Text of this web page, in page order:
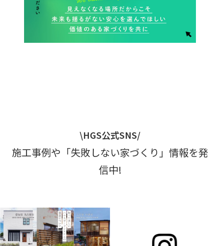
\HGS公式SNS/
施工事例や「失敗しない家づくり」情報を発
信中!